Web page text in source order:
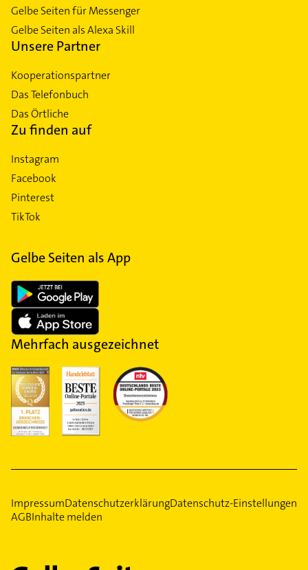
Gelbe Seiten für Messenger
Gelbe Seiten als Alexa Skill
Unsere Partner
Kooperationspartner
Das Telefonbuch
Das Örtliche
Zu finden auf
Instagram
Facebook
Pinterest
TikTok
Gelbe Seiten als App
Mehrfach ausgezeichnet
ImpressumDatenschutzerklärungDatenschutz-Einstellungen
AGBInhalte melden